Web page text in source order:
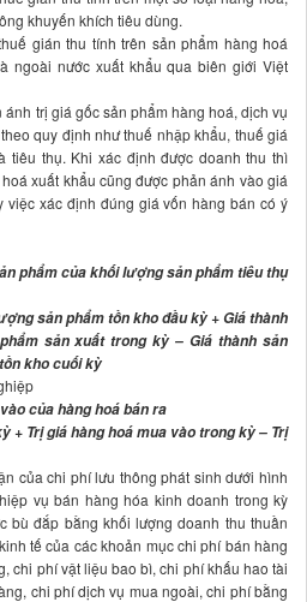
khuyến khích tiêu dùng.
gián thu tính trên sản phẩm hàng hoá
ngoài nước xuất khẩu qua biên giới Việt
ánh trị giá gốc sản phẩm hàng hoá, dịch vụ
quy định như thuế nhập khẩu, thuế giá
tiêu thụ. Khi xác định được doanh thu thì
xuất khẩu cũng được phản ánh vào giá
việc xác định đúng giá vốn hàng bán có ý
phẩm của khối lượng sản phẩm tiêu thụ
sản phẩm tồn kho đầu kỳ + Giá thành
sản xuất trong kỳ – Giá thành sản
kho cuối kỳ
của hàng hoá bán ra
+ Trị giá hàng hoá mua vào trong kỳ – Trị
của chi phí lưu thông phát sinh dưới hình
vụ bán hàng hóa kinh doanh trong kỳ
bù đắp bằng khối lượng doanh thu thuần
tế của các khoản mục chi phí bán hàng
chi phí vật liệu bao bì, chi phí khấu hao tài
chi phí dịch vụ mua ngoài, chi phí bằng